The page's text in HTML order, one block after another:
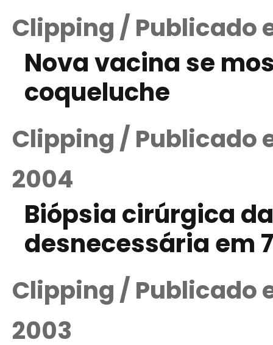
Clipping / Publicado
Nova vacina se
coqueluche
Clipping / Publicado
2004
Biópsia cirúrgica
desnecessária em
Clipping / Publicado
2003